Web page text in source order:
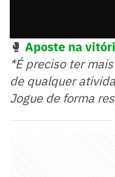
🥊 Aposte na
*É preciso ter
de qualquer
Jogue de forma